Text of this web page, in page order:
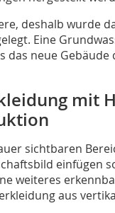
deshalb wurde
Eine
das neue
mit
sichtbaren
einfügen
weiteres
aus